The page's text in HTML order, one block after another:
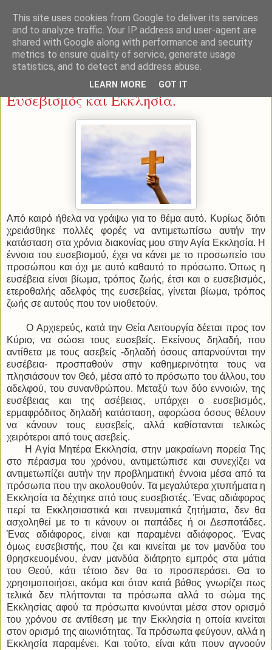
Πέμπτη 12 Ιουνίου 2014
Ευσεβισμός και Εκκλησία.
Από καιρό ήθελα να γράψω για το θέμα αυτό. Κυρίως διότι
χρειάσθηκε πολλές φορές να αντιμετωπίσω αυτήν την
κατάσταση στα χρόνια διακονίας μου στην Αγία Εκκλησία. Η
έννοια του ευσεβισμού, έχει να κάνει με το προσωπείο του
προσώπου και όχι με αυτό καθαυτό το πρόσωπο. Όπως η
ευσέβεια είναι βίωμα, τρόπος ζωής, έτσι και ο ευσεβισμός,
ετεροθαλής αδελφός της ευσεβείας, γίνεται βίωμα, τρόπος
ζωής σε αυτούς που τον υιοθετούν.
Ο Αρχιερεύς, κατά την Θεία Λειτουργία δέεται προς τον
Κύριο, να σώσει τους ευσεβείς. Εκείνους δηλαδή, που
αντίθετα με τους ασεβείς -δηλαδή όσους απαρνούνται την
ευσέβεια- προσπαθούν στην καθημερινότητα τους να
πλησιάσουν τον Θεό, μέσα από το πρόσωπο του άλλου, του
αδελφού, του συνανθρώπου. Μεταξύ των δύο εννοιών, της
ευσέβειας και της ασέβειας, υπάρχει ο ευσεβισμός,
ερμαφρόδιτος δηλαδή κατάσταση, αφορώσα όσους θέλουν
να κάνουν τους ευσεβείς, αλλά καθίστανται τελικώς
χειρότεροι από τους ασεβείς.
Η Αγία Μητέρα Εκκλησία, στην μακραίωνη πορεία Της
στο πέρασμα του χρόνου, αντιμετώπισε και συνεχίζει να
αντιμετωπίζει αυτήν την προβληματική έννοια μέσα από τα
πρόσωπα που την ακολουθούν. Τα μεγαλύτερα χτυπήματα η
Εκκλησία τα δέχτηκε από τους ευσεβιστές. Ένας αδιάφορος
περί τα Εκκλησιαστικά και πνευματικά ζητήματα, δεν θα
ασχοληθεί με το τι κάνουν οι παπάδες ή οι Δεσποτάδες.
Ένας αδιάφορος, είναι και παραμένει αδιάφορος. Ένας
όμως ευσεβιστής, που ζει και κινείται με τον μανδύα του
θρησκευομένου, έναν μανδύα διάτρητο εμπρός στα μάτια
του Θεού, κάτι τέτοιο δεν θα το προσπεράσει. Θα το
χρησιμοποιήσει, ακόμα και όταν κατά βάθος γνωρίζει πως
τελικά δεν πλήττονται τα πρόσωπα αλλά το σώμα της
Εκκλησίας αφού τα πρόσωπα κινούνται μέσα στον ορισμό
του χρόνου σε αντίθεση με την Εκκλησία η οποία κινείται
στον ορισμό της αιωνιότητας. Τα πρόσωπα φεύγουν, αλλά η
Εκκλησία παραμένει. Και τούτο, είναι κάτι πουν αγνοούν
This site uses cookies from Google to deliver its services
and to analyze traffic. Your IP address and user-agent are
shared with Google along with performance and security
metrics to ensure quality of service, generate usage
statistics, and to detect and address abuse.
LEARN MORE GOT IT